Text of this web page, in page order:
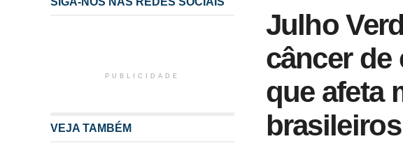
Julho
câncer de
que afeta
brasileiros
PUBLICIDADE
VEJA TAMBÉM